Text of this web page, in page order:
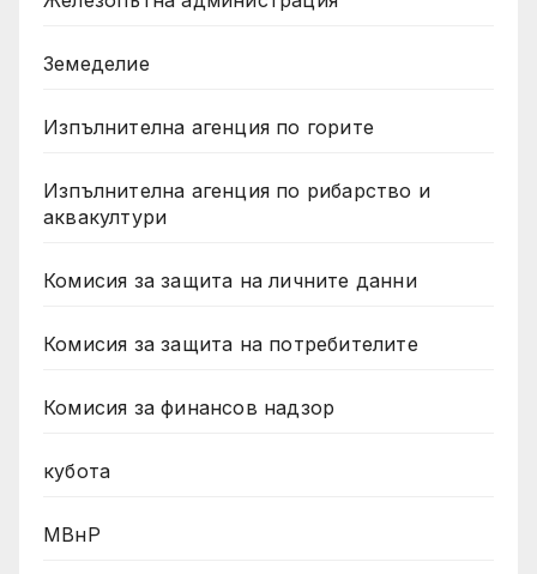
Земеделие
Изпълнителна агенция по горите
Изпълнителна агенция по рибарство и
аквакултури
Комисия за защита на личните данни
Комисия за защита на потребителите
Комисия за финансов надзор
кубота
МВнР